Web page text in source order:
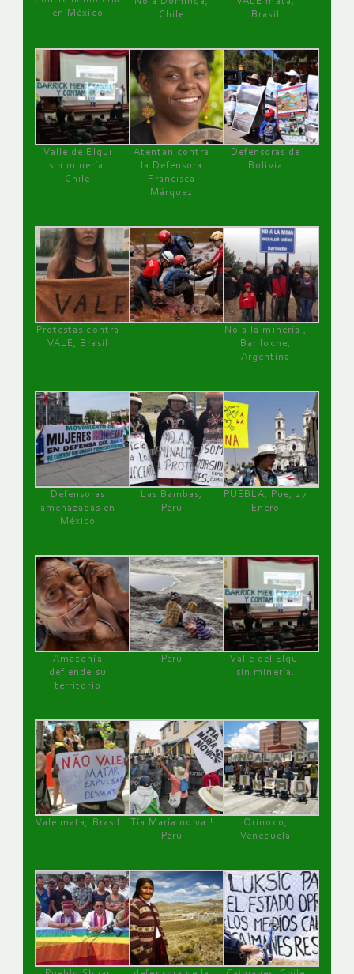
en México
Chile
Brasil
Valle de Elqui
sin minería.
Chile
Atentan contra
la Defensora
Francisca
Márquez
Defensoras de
Bolivia
Protestas contra
VALE, Brasil
No a la minería ,
Bariloche,
Argentina
Defensoras
amenazadas en
México
Las Bambas,
Perú
PUEBLA, Pue, 27
Enero
Amazonía
defiende su
territorio
Perú
Valle del Elqui
sin minería.
Vale mata, Brasil
Tía María no va !
Perú
Orinoco,
Venezuela